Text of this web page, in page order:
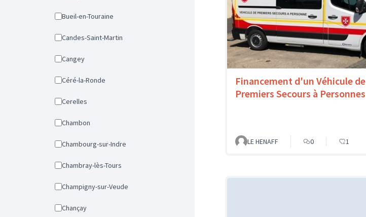
Bueil-en-Touraine
Candes-Saint-Martin
Cangey
Céré-la-Ronde
Cerelles
Chambon
Chambourg-sur-Indre
Chambray-lès-Tours
Champigny-sur-Veude
Chançay
Financement d'un Véhicule de
Premiers Secours à Personnes
LE HENAFF 0 1